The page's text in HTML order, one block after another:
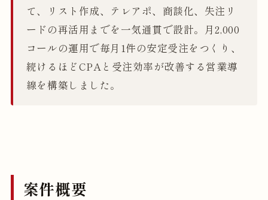
て、リスト作成、テレアポ、商談化、失注リ
ードの再活用までを一気通貫で設計。月2,000
コールの運用で毎月1件の安定受注をつくり、
続けるほどCPAと受注効率が改善する営業導
線を構築しました。
案件概要